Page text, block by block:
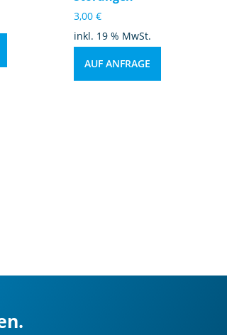
3,00 €
inkl. 19 % MwSt.
AUF ANFRAGE